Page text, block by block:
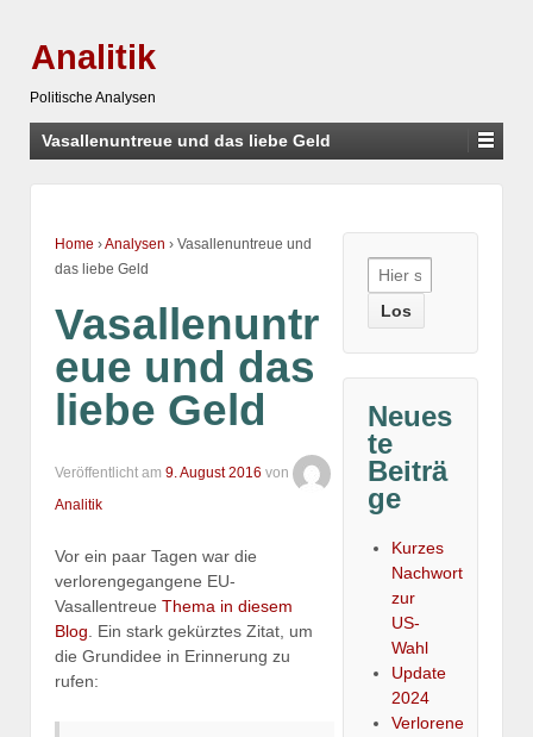
Analitik
Politische Analysen
Vasallenuntreue und das liebe Geld
Home ›Analysen › Vasallenuntreue und
das liebe Geld
Vasallenuntr
eue und das
liebe Geld
Veröffentlicht am 9. August 2016 von
Analitik
Vor ein paar Tagen war die
verlorengegangene EU-
Vasallentreue Thema in diesem
Blog . Ein stark gekürztes Zitat, um
die Grundidee in Erinnerung zu
rufen:
Suche
nach:
Neues
te
Beiträ
ge
Kurzes
Nachwort
zur
US-
Wahl
Update
2024
Verlorene